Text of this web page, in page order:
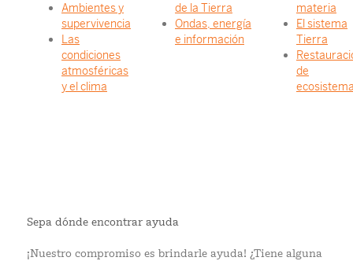
Ambientes y
supervivencia
Las
condiciones
atmosféricas
y el clima
de la Tierra
Ondas, energía
e información
materia
El sistema
Tierra
de
Sepa dónde encontrar ayuda
¡Nuestro compromiso es brindarle ayuda! ¿Tiene alguna